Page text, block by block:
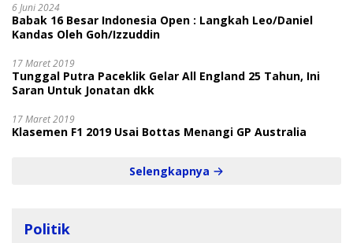
6 Juni 2024
Babak 16 Besar Indonesia Open : Langkah Leo/Daniel
Kandas Oleh Goh/Izzuddin
17 Maret 2019
Tunggal Putra Paceklik Gelar All England 25 Tahun, Ini
Saran Untuk Jonatan dkk
17 Maret 2019
Klasemen F1 2019 Usai Bottas Menangi GP Australia
Selengkapnya
Politik